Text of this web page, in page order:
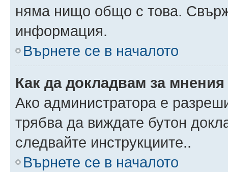
няма нищо общо с това.
информация.
Върнете се в началото
Как да докладвам за
Ако администратора е
трябва да виждате бутон
следвайте инструкциите..
Върнете се в началото